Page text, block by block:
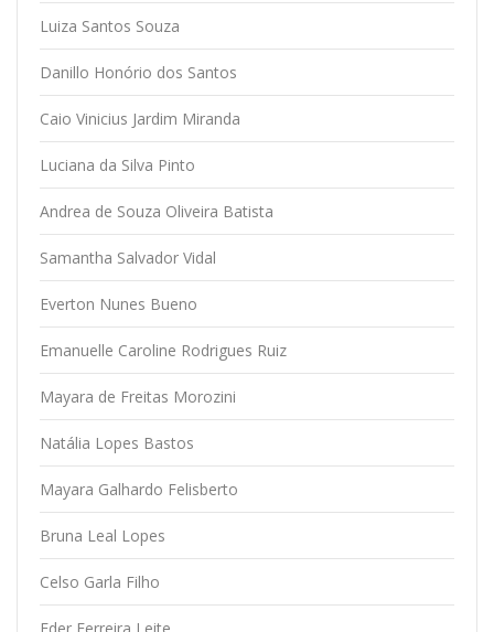
Luiza Santos Souza
Danillo Honório dos Santos
Caio Vinicius Jardim Miranda
Luciana da Silva Pinto
Andrea de Souza Oliveira Batista
Samantha Salvador Vidal
Everton Nunes Bueno
Emanuelle Caroline Rodrigues Ruiz
Mayara de Freitas Morozini
Natália Lopes Bastos
Mayara Galhardo Felisberto
Bruna Leal Lopes
Celso Garla Filho